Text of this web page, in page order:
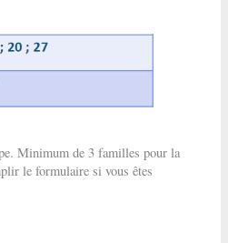
Minimum de 3 familles pour la
le formulaire si vous êtes